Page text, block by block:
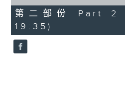
30
minutes,
9
seconds
第二部份 Part 2
19:35)